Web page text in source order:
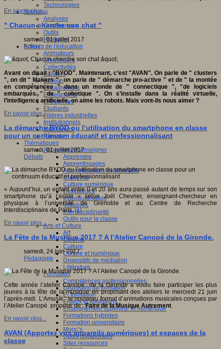
Technologies
Savoir(s)
Analyses
Conférences
Outils
Pratiques
Acteurs de l'éducation
Animateurs
Chercheurs
Collectivités
Editeurs
EdTech
Encadrement
Enseignants
Entreprises
Etudiants
Filières industrielles
Institutionnels
Médiateurs
Parents
Thématiques
Apprendre et enseigner
Apprendre
Apprentissages
Apprentissages collaboratifs
Créativité
Culture numérique
Evaluations
Individualisation
Initiatives
Interdisciplinarité
Outils pour la classe
Arts et Culture
Art
Cinéma
Culture
Culture et numérique
Dispositifs de médiation
Littérature
Formation
Compétences professionnelles
Dispositifs de formation
E- formation
Enjeux et évolutions
Enseignement supérieur et numérique
Formations hybrides
Formation universitaire
Mooc’s
Outils collaboratifs
Sites ressources
En savoir plus...
" Chacun cherche son chat "
samedi, 01 juillet 2017
Editos
Avant on disait : "BYOD". Maintenant, c’est "AVAN". On parle de " clusters
", on dit " Makers ", on parle de " démarche pro-active " et de " la montée
en compétences " dans un monde de " connectique ", "de logiciels
embarqués " de " cobotique ". On s’installe dans la réalité virtuelle,
l’intelligence artificielle, on aime les robots. Mais vont-ils nous aimer ?
En savoir plus...
La démarche BYOD ou l’utilisation du smartphone en classe
pour un continuum éducatif et professionnalisant
samedi, 01 juillet 2017
Débats
« Aujourd’hui, un enfant entre 0 et 20 ans aura passé autant de temps sur son
smartphone qu’à l’école » selon Joël Chevrier, enseignant-chercheur en
physique à l’université de Grenoble et au Centre de Recherche
Interdisciplinaire de Paris.[1]
En savoir plus...
La Fête de la Musique 2017 ? A l’Atelier Canopé de la Gironde.
samedi, 24 juin 2017
Pédagogie
Cette année l’atelier Canopé de la Gironde a voulu faire participer les plus
jeunes à la fête de la musique en proposant des ateliers le mercredi 21 juin
l’après-midi. L’Amusik, le nouveau format d’animations musicales conçues par
l’Atelier Canopé propose de :Faire de la Musique Autrement.
En savoir plus...
AVAN (Apportez vos appareils numériques) et espaces de la
classe